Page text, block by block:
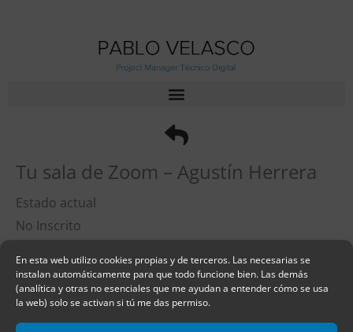
En esta web utilizo cookies propias y de terceros. Las necesarias se
instalan automáticamente para que todo funcione bien. Las demás
(analítica y otras no esenciales que me ayudan a entender cómo se usa
la web) solo se activan si tú me das permiso.
Tu sala de Zoom – Agustín Herrera
Estado actual
No Inscrito
Precio
Cerrado